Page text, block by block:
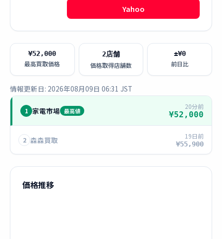
Yahoo
¥52,000
最高買取価格
2店舗
価格取得店舗数
±¥0
前日比
情報更新日: 2026年08月09日 06:31 JST
1 家電市場 最高値
20分前
¥52,000
2 森森買取 19日前
¥55,900
価格推移